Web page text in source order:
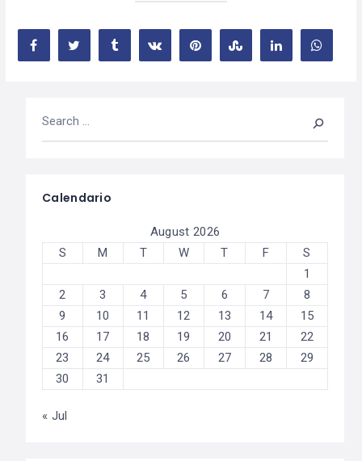
Calendario
August 2026
S
M T W T F
S
1
2
3 4 5 6 7
8
9
10 11 12 13 14
15
16
17 18 19 20 21
22
23
24 25 26 27 28
29
30
31
« Jul